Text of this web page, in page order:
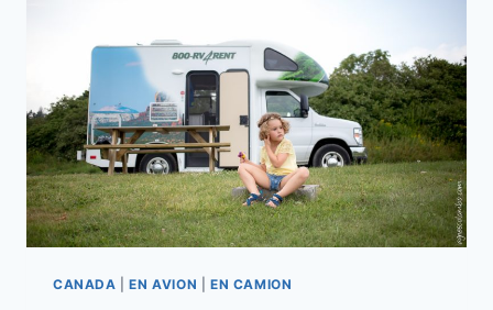
DESIR
CANADA |EN AVION EN CAMION